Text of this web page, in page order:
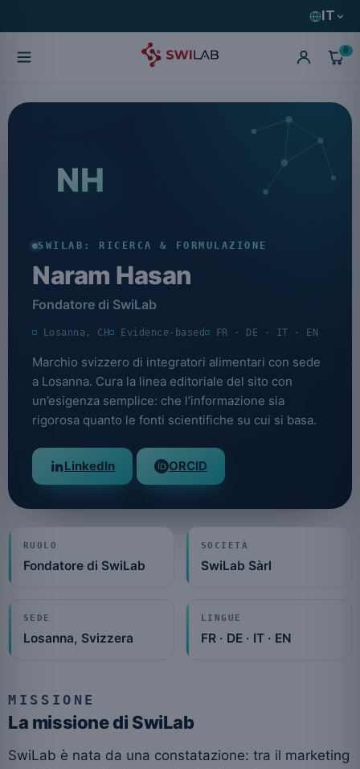
IT
0
NH
SWILAB: RICERCA & FORMULAZIONE
Naram Hasan
Fondatore di SwiLab
Losanna, CH Evidence-based FR · DE · IT · EN
Marchio svizzero di integratori alimentari con sede
a Losanna. Cura la linea editoriale del sito con
un’esigenza semplice: che l’informazione sia
rigorosa quanto le fonti scientifiche su cui si basa.
LinkedIn ORCID
RUOLO
Fondatore di SwiLab
SOCIETÀ
SwiLab Sàrl
SEDE
Losanna, Svizzera
LINGUE
FR · DE · IT · EN
MISSIONE
La missione di SwiLab
SwiLab è nata da una constatazione: tra il marketing